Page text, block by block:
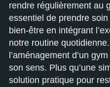
rendre régulièrement au
essentiel de prendre
bien-être en intégrant
notre routine
l’aménagement d’un
son sens. Plus qu’une
solution pratique pour